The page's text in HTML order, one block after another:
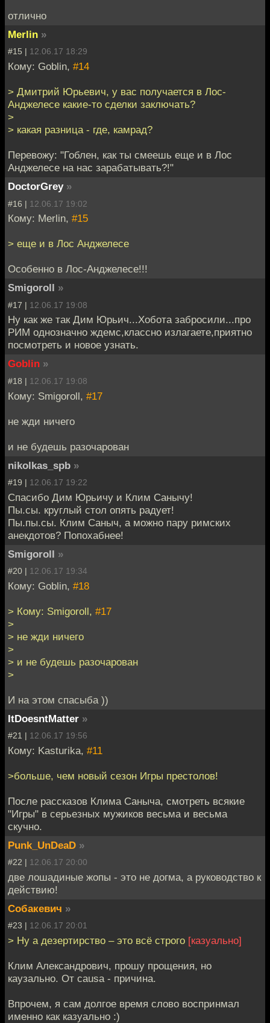
отлично
Merlin »
#15 | 12.06.17 18:29
Кому: Goblin, #14
> Дмитрий Юрьевич, у вас получается в Лос-
Анджелесе какие-то сделки заключать?
>
> какая разница - где, камрад?
Перевожу: "Гоблен, как ты смеешь еще и в Лос
Анджелесе на нас зарабатывать?!"
DoctorGrey »
#16 | 12.06.17 19:02
Кому: Merlin, #15
> еще и в Лос Анджелесе
Особенно в Лос-Анджелесе!!!
Smigoroll »
#17 | 12.06.17 19:08
Ну как же так Дим Юрьич...Хобота забросили...про
РИМ однозначно ждемс,классно излагаете,приятно
посмотреть и новое узнать.
Goblin »
#18 | 12.06.17 19:08
Кому: Smigoroll, #17
не жди ничего
и не будешь разочарован
nikolkas_spb »
#19 | 12.06.17 19:22
Спасибо Дим Юрьичу и Клим Санычу!
Пы.сы. круглый стол опять радует!
Пы.пы.сы. Клим Саныч, а можно пару римских
анекдотов? Попохабнее!
Smigoroll »
#20 | 12.06.17 19:34
Кому: Goblin, #18
> Кому: Smigoroll, #17
>
> не жди ничего
>
> и не будешь разочарован
>
И на этом спасыба ))
ItDoesntMatter »
#21 | 12.06.17 19:56
Кому: Kasturika, #11
>больше, чем новый сезон Игры престолов!
После рассказов Клима Саныча, смотреть всякие
"Игры" в серьезных мужиков весьма и весьма
скучно.
Punk_UnDeaD »
#22 | 12.06.17 20:00
две лошадиные жопы - это не догма, а руководство к
действию!
Собакевич »
#23 | 12.06.17 20:01
> Ну а дезертирство – это всё строго [казуально]
Клим Александрович, прошу прощения, но
каузально. От causa - причина.
Впрочем, я сам долгое время слово воспринмал
именно как казуально :)